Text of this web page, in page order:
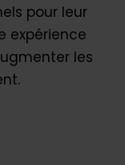
pour leur
expérience
les